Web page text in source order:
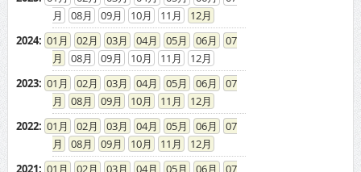
08
09 10 11
12
2024: 01 02 03 04 05 06
07
08
09 10 11
12
2023: 01 02 03 04 05 06
07
08
09 10 11
12
2022: 01 02 03 04 05 06
07
08
09 10 11
12
2021: 01 02 03 04 05 06
07